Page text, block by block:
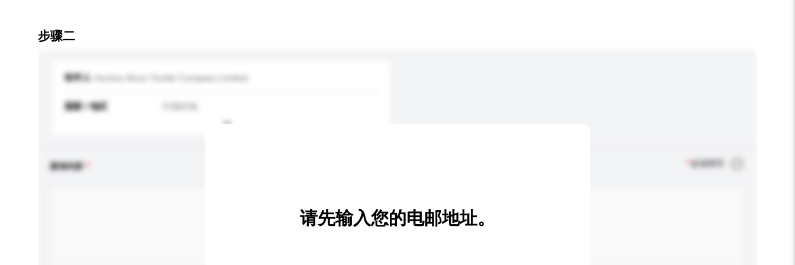
步骤二
收件人 Huzhou Boxu Textile Company Limited
国家 / 地区
查询内容 必须填写
请先输入您的电邮地址。